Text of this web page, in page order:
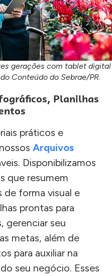
gerações com tablet digital
Conteúdo do Sebrae/PR.
Planilhas
práticos e
Arquivos
Disponibilizamos
que resumem
de forma visual e
prontas para
gerenciar seu
metas, além de
para auxiliar na
seu negócio. Esses